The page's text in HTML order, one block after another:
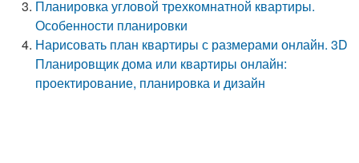
Планировка угловой трехкомнатной квартиры.
Особенности планировки
Нарисовать план квартиры с размерами онлайн. 3D
Планировщик дома или квартиры онлайн:
проектирование, планировка и дизайн